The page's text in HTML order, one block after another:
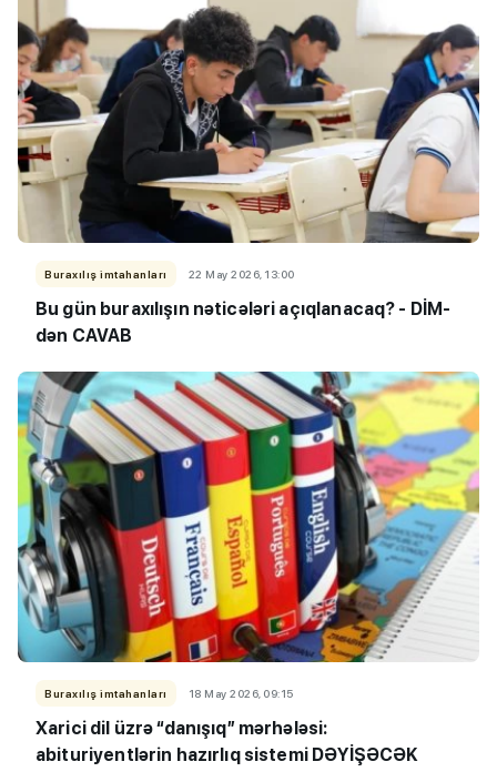
Buraxılış imtahanları 22 May 2026, 13:00
Bu gün buraxılışın nəticələri açıqlanacaq? - DİM-
dən CAVAB
Buraxılış imtahanları 18 May 2026, 09:15
Xarici dil üzrə “danışıq” mərhələsi:
abituriyentlərin hazırlıq sistemi DƏYİŞƏCƏK